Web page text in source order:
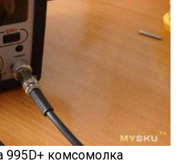
995D+ комсомолка